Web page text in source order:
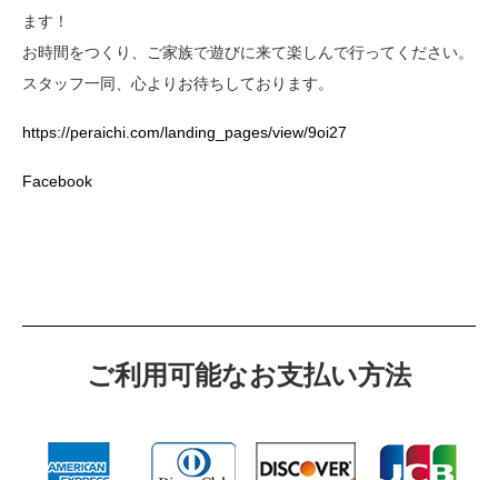
ます！
お時間をつくり、ご家族で遊びに来て楽しんで行ってください。
スタッフ一同、心よりお待ちしております。
https://peraichi.com/landing_pages/view/9oi27
Facebook
ご利⽤可能なお⽀払い⽅法